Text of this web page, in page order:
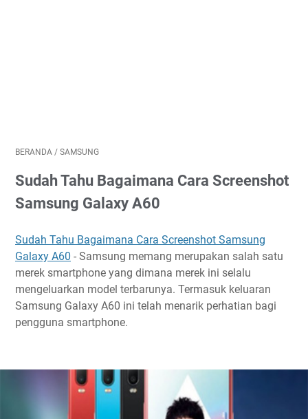
BERANDA / SAMSUNG
Sudah Tahu Bagaimana Cara Screenshot
Samsung Galaxy A60
Sudah Tahu Bagaimana Cara Screenshot Samsung
Galaxy A60 - Samsung memang merupakan salah satu
merek smartphone yang dimana merek ini selalu
mengeluarkan model terbarunya. Termasuk keluaran
Samsung Galaxy A60 ini telah menarik perhatian bagi
pengguna smartphone.